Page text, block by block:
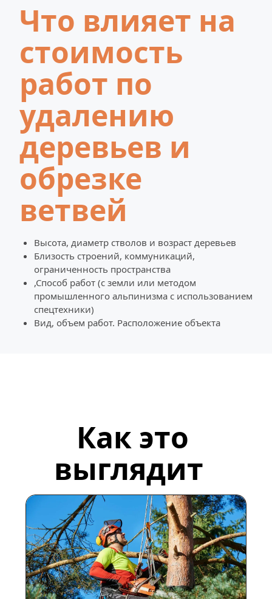
Что влияет на
стоимость
работ по
удалению
деревьев и
обрезке
ветвей
Высота, диаметр стволов и возраст деревьев
Близость строений, коммуникаций,
ограниченность пространства
,Способ работ (с земли или методом
промышленного альпинизма с использованием
спецтехники)
Вид, объем работ. Расположение объекта
Как это
выглядит